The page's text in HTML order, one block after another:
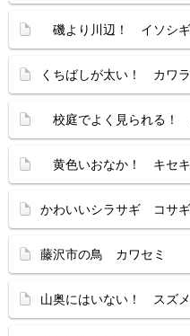
磯より川辺！ イソシギ
くちばしが太い！ カワ
校庭でよく見られる！
黄色いおなか！ キセキ
かわいいシラサギ コサギ
藤沢市の鳥 カワセミ
山奥にはいない！ スズメ